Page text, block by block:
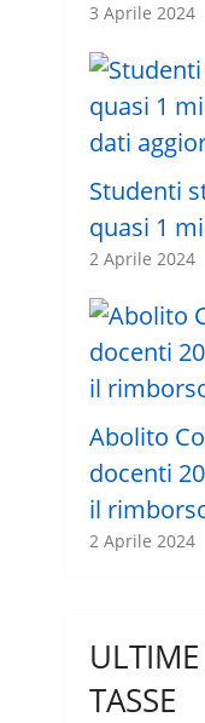
3 Aprile 2024
Studenti
quasi 1
2 Aprile 2024
Abolito
docenti
il
2 Aprile 2024
TASSE